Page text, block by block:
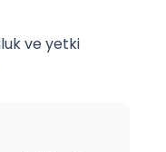
ve yetki